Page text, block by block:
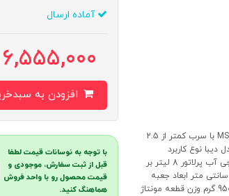
شیر روشویی برند کاویان مدل دیبا: جنس بدنه آلیاژ برنج MS60 با سرب کمتر از 2.5
نوع کاربرد
روشویی کارتریج 35 خروجی آب کارتریج 10 لیتر بر دقیقه خروجی آب پرلاتور 8 لیتر بر
دقیقه نصب آسان دارد ابعاد قطعه (ارتفاع*عرض*طول) 21*6*17 سانتی متر ابعاد جعبه
(ارتفاع*عرض*طول) 11*19*31 سانتی متر وزن قطعه بدون لوازم 950 گرم وزن قطعه مونتاژ
آماده ارسال
6,555,000
با توجه به نوسانات قیمت لطفا
قبل از ثبت سفارش، موجودی و
قیمت محصول رو با واحد فروش
هماهنگ کنید.